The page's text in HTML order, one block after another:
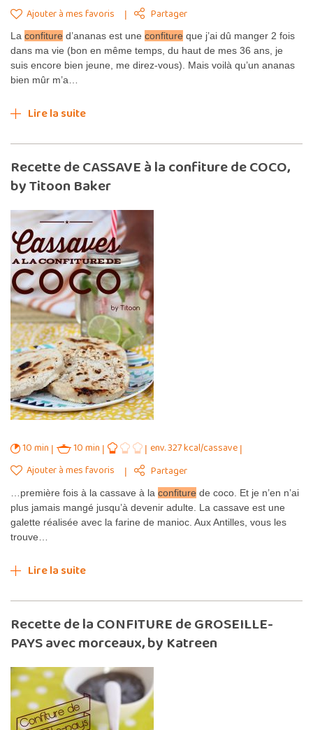
Ajouter à mes favoris
Partager
La confiture d’ananas est une confiture que j’ai dû manger 2 fois
dans ma vie (bon en même temps, du haut de mes 36 ans, je
suis encore bien jeune, me direz-vous). Mais voilà qu’un ananas
bien mûr m’a…
Lire la suite
Recette de CASSAVE à la confiture de COCO,
by Titoon Baker
10 min 10 min
env. 327 kcal/cassave
Ajouter à mes favoris
Partager
…première fois à la cassave à la confiture de coco. Et je n’en n’ai
plus jamais mangé jusqu’à devenir adulte. La cassave est une
galette réalisée avec la farine de manioc. Aux Antilles, vous les
trouve…
Lire la suite
Recette de la CONFITURE de GROSEILLE-
PAYS avec morceaux, by Katreen